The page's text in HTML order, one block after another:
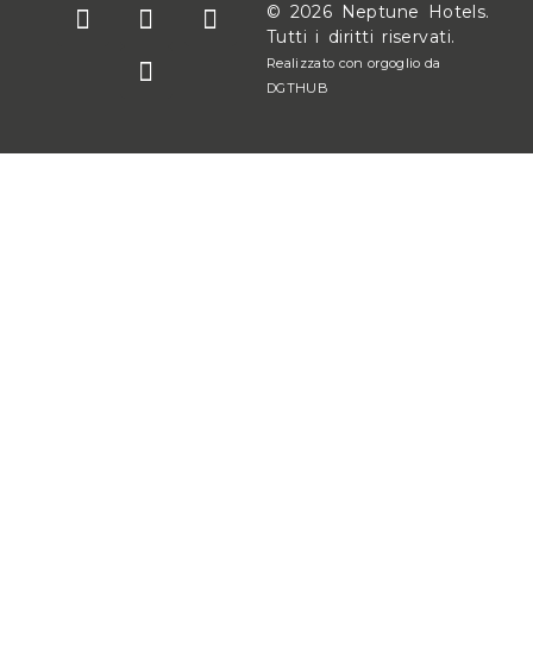
© 2026 Neptune Hotels.
Tutti i diritti riservati.
Realizzato con orgoglio da
DGTHUB